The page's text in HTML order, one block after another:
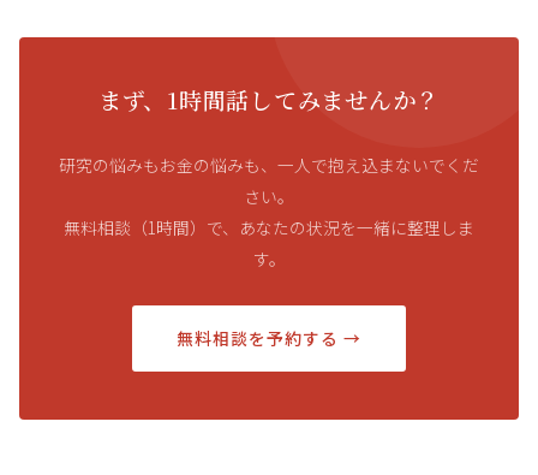
まず、1時間話してみませんか？
研究の悩みもお金の悩みも、一人で抱え込まないでくだ
さい。
無料相談（1時間）で、あなたの状況を一緒に整理しま
す。
無料相談を予約する →